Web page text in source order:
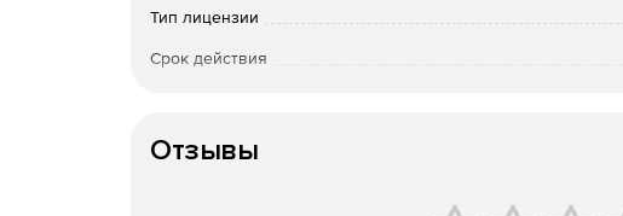
Демонстрация безопасной обработки критически
Тип лицензии
Срок действия
Отзывы